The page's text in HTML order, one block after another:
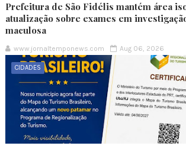
Prefeitura de São Fidélis mantém área
atualização sobre exames em
maculosa
www.jornaltemponews.com Aug 06, 2026
CIDADES